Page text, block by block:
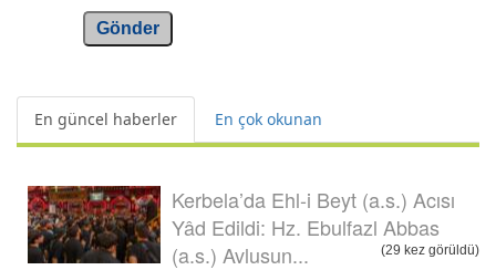
Gönder
En güncel haberler En çok okunan
Kerbela’da Ehl-i Beyt (a.s.) Acısı
Yâd Edildi: Hz. Ebulfazl Abbas
(a.s.) Avlusun...
(29 kez görüldü)